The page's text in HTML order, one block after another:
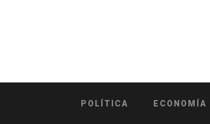
POLÍTICA ECONOMÍA